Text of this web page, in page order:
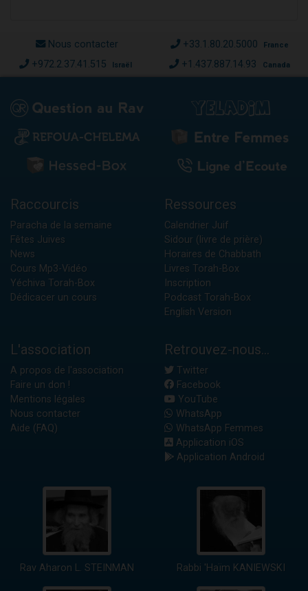
Nous contacter +33.1.80.20.5000 France
+972.2.37.41.515 Israël +1.437.887.14.93 Canada
Raccourcis
Paracha de la semaine
Fêtes Juives
News
Cours Mp3-Vidéo
Yéchiva Torah-Box
Dédicacer un cours
Ressources
Calendrier Juif
Sidour (livre de prière)
Horaires de Chabbath
Livres Torah-Box
Inscription
Podcast Torah-Box
English Version
L'association
A propos de l'association
Faire un don !
Mentions légales
Nous contacter
Aide (FAQ)
Retrouvez-nous...
Twitter
Facebook
YouTube
WhatsApp
WhatsApp Femmes
Application iOS
Application Android
Rav Aharon L. STEINMAN Rabbi 'Haïm KANIEWSKI